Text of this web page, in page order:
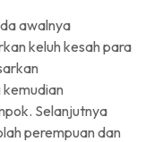
awalnya
keluh kesah para
Selanjutnya
perempuan dan